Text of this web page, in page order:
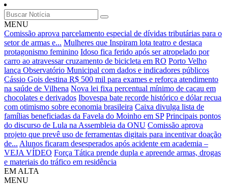
MENU
Comissão aprova parcelamento especial de dívidas tributárias para o
setor de armas e... Mulheres que Inspiram lota teatro e destaca
protagonismo feminino Idoso fica ferido após ser atropelado por
carro ao atravessar cruzamento de bicicleta em RO Porto Velho
lança Observatório Municipal com dados e indicadores públicos
Cássio Gois destina R$ 500 mil para exames e reforça atendimento
na saúde de Vilhena Nova lei fixa percentual mínimo de cacau em
chocolates e derivados Ibovespa bate recorde histórico e dólar recua
com otimismo sobre economia brasileira Caixa divulga lista de
famílias beneficiadas da Favela do Moinho em SP Principais pontos
do discurso de Lula na Assembleia da ONU Comissão aprova
projeto que prevê uso de ferramentas digitais para incentivar doação
de... Alunos ficaram desesperados após acidente em academia –
VEJA VÍDEO Força Tática prende dupla e apreende armas, drogas
e materiais do tráfico em residência
EM ALTA
MENU